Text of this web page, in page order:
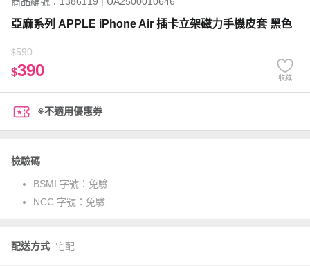
亞麻系列 APPLE iPhone Air 插卡立架磁力手機皮套 黑色
$590
$390 收藏
※不適用優惠券
檢驗碼
BSMI 字號： 免驗
NCC 字號： 免驗
配送方式 宅配